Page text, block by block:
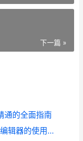
下一篇 »
通的全面指南
深入了解：深入解析我的全球背包编辑器的使用技巧